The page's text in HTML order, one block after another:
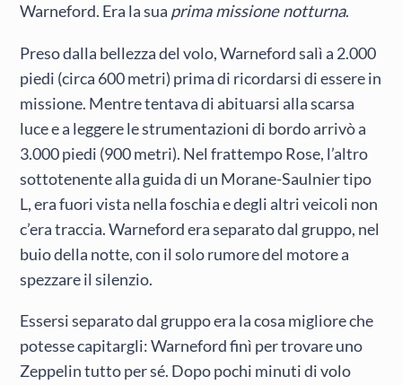
Warneford. Era la sua prima missione notturna.
Preso dalla bellezza del volo, Warneford salì a 2.000
piedi (circa 600 metri) prima di ricordarsi di essere in
missione. Mentre tentava di abituarsi alla scarsa
luce e a leggere le strumentazioni di bordo arrivò a
3.000 piedi (900 metri). Nel frattempo Rose, l’altro
sottotenente alla guida di un Morane-Saulnier tipo
L, era fuori vista nella foschia e degli altri veicoli non
c’era traccia. Warneford era separato dal gruppo, nel
buio della notte, con il solo rumore del motore a
spezzare il silenzio.
Essersi separato dal gruppo era la cosa migliore che
potesse capitargli: Warneford finì per trovare uno
Zeppelin tutto per sé. Dopo pochi minuti di volo